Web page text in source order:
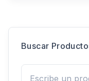
Buscar